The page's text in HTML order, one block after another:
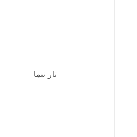
تار نیما